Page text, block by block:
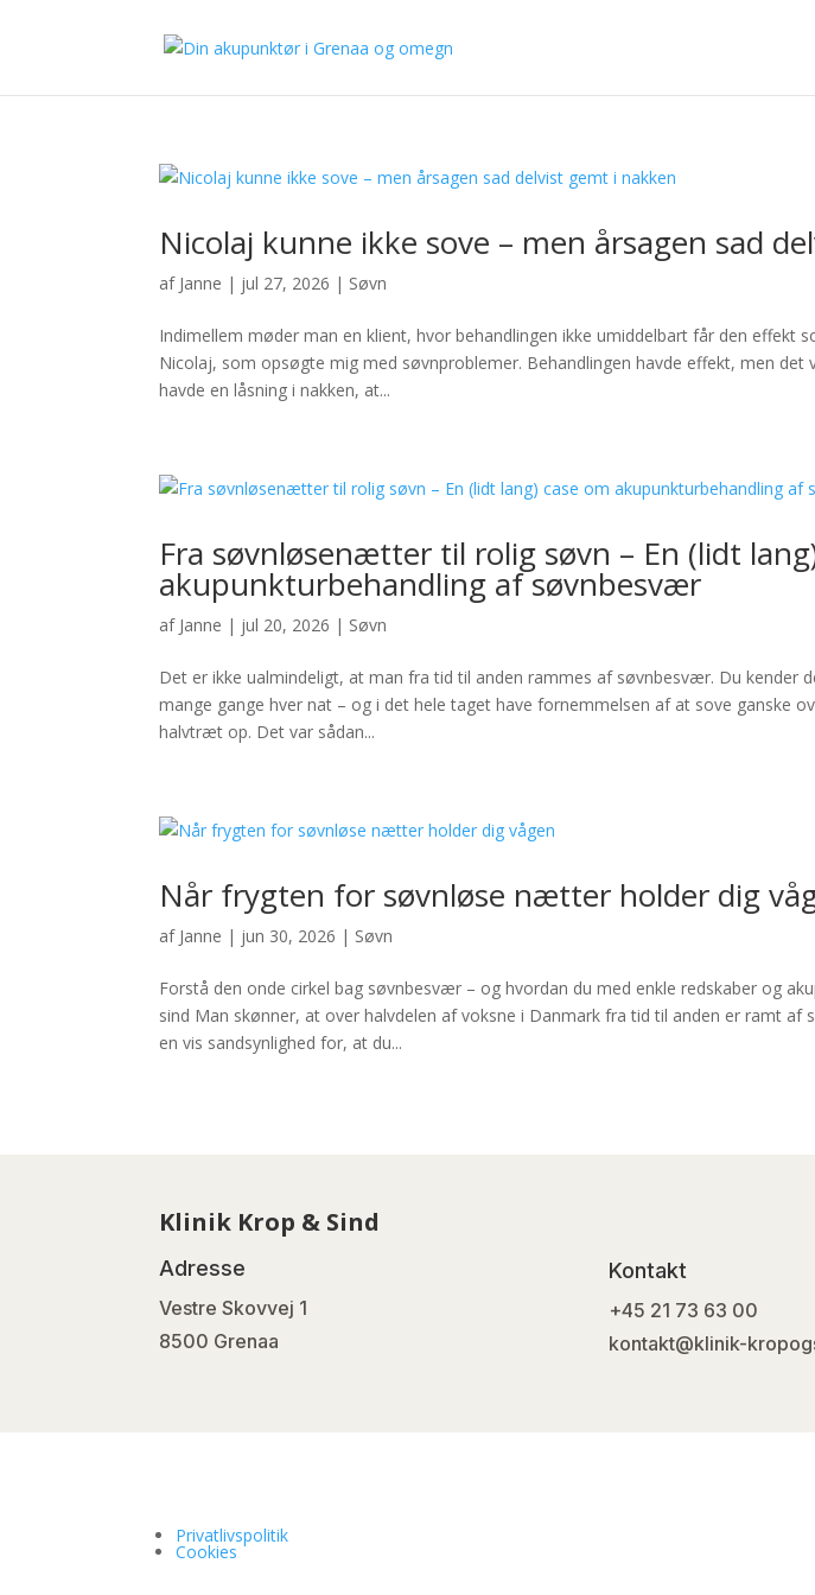
Nicolaj kunne ikke sove – men årsagen sad
af Janne | jul 27, 2026 | Søvn
Indimellem møder man en klient, hvor behandlingen ikke umiddelbart får den effekt
Nicolaj, som opsøgte mig med søvnproblemer. Behandlingen havde effekt, men
havde en låsning i nakken, at...
Fra søvnløsenætter til rolig søvn – En (lidt
akupunkturbehandling af søvnbesvær
af Janne | jul 20, 2026 | Søvn
Det er ikke ualmindeligt, at man fra tid til anden rammes af søvnbesvær. Du kender
mange gange hver nat – og i det hele taget have fornemmelsen af at sove ganske
halvtræt op. Det var sådan...
Når frygten for søvnløse nætter holder dig
af Janne | jun 30, 2026 | Søvn
Forstå den onde cirkel bag søvnbesvær – og hvordan du med enkle redskaber og
sind Man skønner, at over halvdelen af voksne i Danmark fra tid til anden er ramt
en vis sandsynlighed for, at du...
Klinik Krop & Sind
Adresse
Vestre Skovvej 1
8500 Grenaa
Kontakt
+45 21 73 63 00
kontakt@klinik-
Privatlivspolitik
Cookies